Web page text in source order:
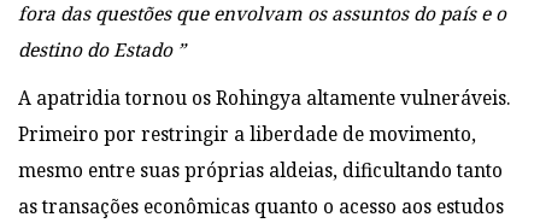
fora das questões que envolvam os assuntos do país e o
destino do Estado ”
A apatridia tornou os Rohingya altamente vulneráveis.
Primeiro por restringir a liberdade de movimento,
mesmo entre suas próprias aldeias, dificultando tanto
as transações econômicas quanto o acesso aos estudos